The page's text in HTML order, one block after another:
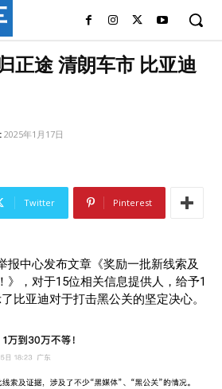
正途 清朗车市 比亚迪
2025年1月17日
Twitter Pinterest
报中心发布文章《奖励一批新线索及
》，对于15位相关信息提供人，给予1
比亚迪对于打击黑公关的坚定决心。